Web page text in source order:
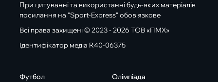
При цитуванні та використанні будь-яких матеріалів
посилання на "Sport-Express" обов'язкове
Всі права захищені © 2023 - 2026 ТОВ «ПМХ»
Ідентифікатор медіа R40-06375
Футбол
Олімпіада